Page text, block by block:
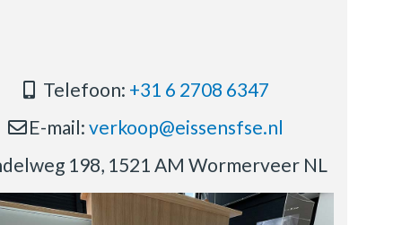
Telefoon: +31 6 2708 6347
E-mail:verkoop@eissensfse.nl
198, 1521 AM Wormerveer NL